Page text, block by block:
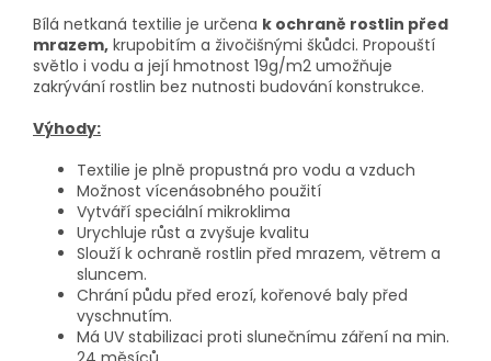
Bílá netkaná textilie je určena k ochraně rostlin před
mrazem, krupobitím a živočišnými škůdci. Propouští
světlo i vodu a její hmotnost 19g/m2 umožňuje
zakrývání rostlin bez nutnosti budování konstrukce.
Výhody:
Textilie je plně propustná pro vodu a vzduch
Možnost vícenásobného použití
Vytváří speciální mikroklima
Urychluje růst a zvyšuje kvalitu
Slouží k ochraně rostlin před mrazem, větrem a
sluncem.
Chrání půdu před erozí, kořenové baly před
vyschnutím.
Má UV stabilizaci proti slunečnímu záření na min.